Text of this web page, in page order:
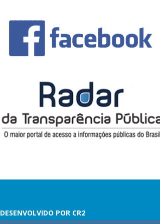
DESENVOLVIDO POR CR2